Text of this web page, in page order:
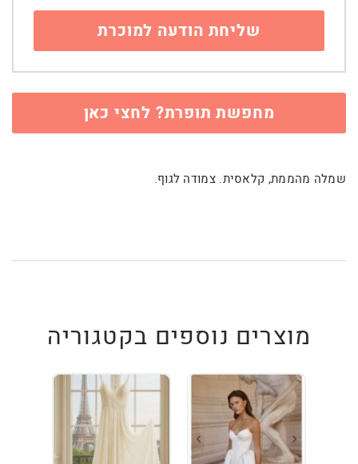
מחפשת תופרת? לחצי כאן
שמלה מהממת, קלאסית. צמודה לגוף.
מוצרים נוספים בקטגוריה